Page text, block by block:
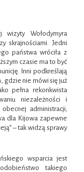
wizyty Wołodymyra
skrajnościami. Jedni
państwa wróciła z
czasie ma to być
Inni podkreślają
gdzie nie mówi się już
pełna rekonkwista
niezależności i
administracji;
dla Kijowa zapewne
– tak widzą sprawy
wsparcia jest
takiego